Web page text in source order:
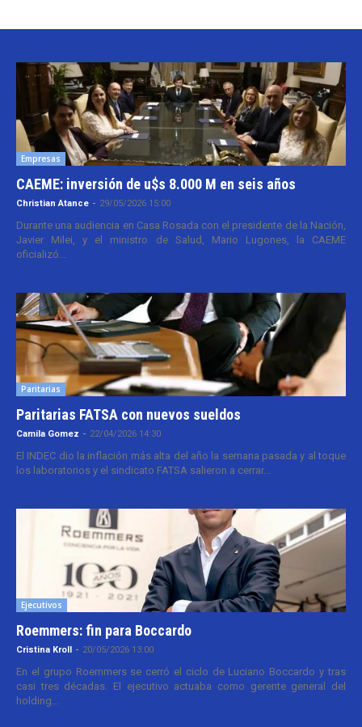
Empresas
CAEME: inversión de u$s 8.000 M en seis años
Christian Atance - 29/05/2026 15:00
Durante una audiencia en Casa Rosada con el presidente de la Nación,
Javier Milei, y el ministro de Salud, Mario Lugones, la CAEME
oficializó...
Paritarias
Paritarias FATSA con nuevos sueldos
Camila Gomez - 22/04/2026 14:30
El INDEC dio la inflación más alta del año la semana pasada y al toque
los laboratorios y el sindicato FATSA salieron a cerrar...
Ejecutivos
Roemmers: fin para Boccardo
Cristina Kroll - 20/05/2026 13:00
En el grupo Roemmers se cerró el ciclo de Luciano Boccardo y tras
casi tres décadas. El ejecutivo actuaba como gerente general del
holding...